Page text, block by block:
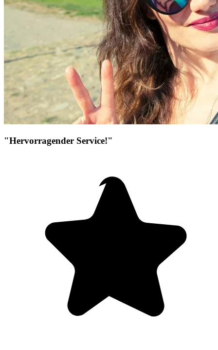
"Hervorragender Service!"